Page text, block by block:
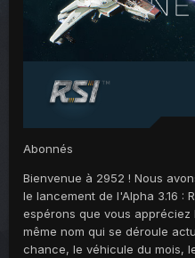
Abonnés
Bienvenue à 2952 ! Nous
le lancement de l'Alpha 3.16 :
espérons que vous appréciez
même nom qui se déroule
chance, le véhicule du mois,